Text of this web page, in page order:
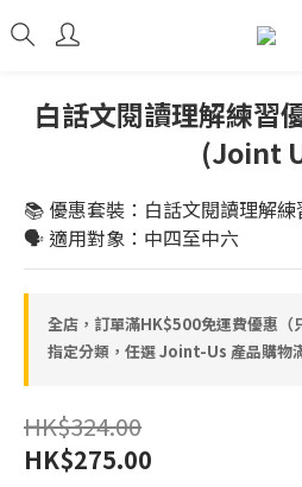
白話文閱讀理解練習
(Joint
📚 優惠套裝：白話文閱讀理解練
🗣 適用對象：中四至中六
全店，訂單滿HK$500免運費優惠（
指定分類，任選 Joint-Us 產品⁠⁠購物
HK$324.00
HK$275.00